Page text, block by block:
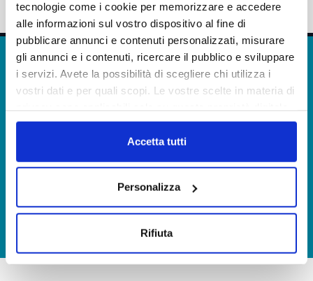
tecnologie come i cookie per memorizzare e accedere
alle informazioni sul vostro dispositivo al fine di
pubblicare annunci e contenuti personalizzati, misurare
gli annunci e i contenuti, ricercare il pubblico e sviluppare
i servizi. Avete la possibilità di scegliere chi utilizza i
vostri dati e per quali scopi. Le vostre scelte in materia di
in cui avete effettuato le vostre scelte. È possibile
modificare o revocare il proprio consenso in qualsiasi
momento dalla Dichiarazione sui cookie o facendo clic
Con il tuo consenso, vorremmo anche:
raccogliere informazioni sulla tua posizione
Accetta tutti
Personalizza
Rifiuta
SENSIBILIZZAZIONE &
FORMAZIONE
Per permettere ai nostri dipendenti di capire
come le regole e i codici si applicano alle loro
situazioni incerte o critiche.